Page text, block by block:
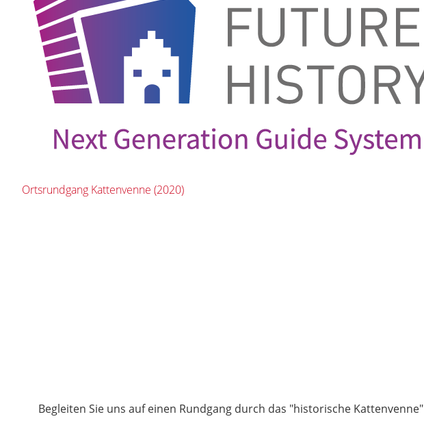
Ortsrundgang Kattenvenne (2020)
Begleiten Sie uns auf einen Rundgang durch das "historische Kattenvenne"